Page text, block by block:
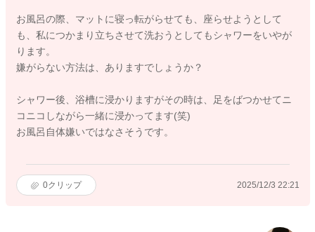
お風呂の際、マットに寝っ転がらせても、座らせようとして
も、私につかまり立ちさせて洗おうとしてもシャワーをいやが
ります。
嫌がらない方法は、ありますでしょうか？
シャワー後、浴槽に浸かりますがその時は、足をばつかせてニ
コニコしながら一緒に浸かってます(笑)
お風呂自体嫌いではなさそうです。
0クリップ 2025/12/3 22:21